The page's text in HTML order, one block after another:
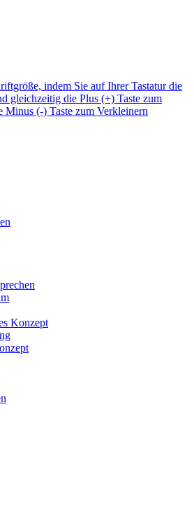
indem Sie auf Ihrer Tastatur die
gleichzeitig die Plus (+) Taste zum
Minus (-) Taste zum Verkleinern
Konzept